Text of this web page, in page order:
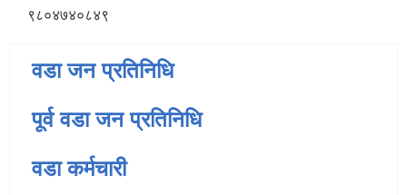
९८०४७४०८४९
वडा जन प्रतिनिधि
पूर्व वडा जन प्रतिनिधि
वडा कर्मचारी